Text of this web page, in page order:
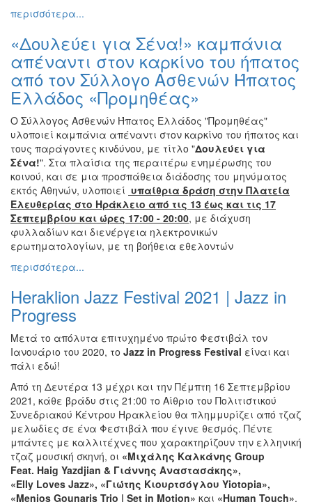
περισσότερα...
«Δουλεύει για Σένα!» καμπάνια
απέναντι στον καρκίνο του ήπατος
από τον Σύλλογο Ασθενών Ήπατος
Ελλάδος «Προμηθέας»
Ο Σύλλογος Ασθενών Ήπατος Ελλάδος "Προμηθέας"
υλοποιεί καμπάνια απέναντι στον καρκίνο του ήπατος και
τους παράγοντες κινδύνου, με τίτλο "Δουλεύει για
Σένα!". Στα πλαίσια της περαιτέρω ενημέρωσης του
κοινού, και σε μια προσπάθεια διάδοσης του μηνύματος
εκτός Αθηνών, υλοποιεί υπαίθρια δράση στην Πλατεία
Ελευθερίας στο Ηράκλειο από τις 13 έως και τις 17
Σεπτεμβρίου και ώρες 17:00 - 20:00, με διάχυση
φυλλαδίων και διενέργεια ηλεκτρονικών
ερωτηματολογίων, με τη βοήθεια εθελοντών
περισσότερα...
Heraklion Jazz Festival 2021 | Jazz in
Progress
Μετά τo απόλυτα επιτυχημένο πρώτο Φεστιβάλ τον
Ιανουάριο του 2020, το Jazz in Progress Festival είναι και
πάλι εδώ!
Από τη Δευτέρα 13 μέχρι και την Πέμπτη 16 Σεπτεμβρίου
2021, κάθε βράδυ στις 21:00 το Αίθριο του Πολιτιστικού
Συνεδριακού Κέντρου Ηρακλείου θα πλημμυρίζει από τζαζ
μελωδίες σε ένα Φεστιβάλ που έγινε θεσμός. Πέντε
μπάντες με καλλιτέχνες που χαρακτηρίζουν την ελληνική
τζαζ μουσική σκηνή, οι «Μιχάλης Καλκάνης Group
Feat. Haig Yazdjian & Γιάννης Αναστασάκης»,
«Elly Loves Jazz», «Γιώτης Κιουρτσόγλου Yiotopia»,
«Menios Gounaris Trio | Set in Motion» και «Human Touch»,